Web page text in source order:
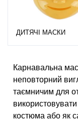
ДИТЯЧІ МАСКИ
Карнавальна
неповторний
таємничим для
костюма або як